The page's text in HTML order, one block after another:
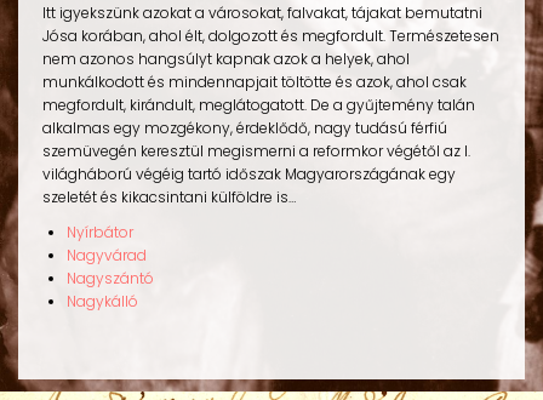
Itt igyekszünk azokat a városokat, falvakat, tájakat bemutatni
Jósa korában, ahol élt, dolgozott és megfordult. Természetesen
nem azonos hangsúlyt kapnak azok a helyek, ahol
munkálkodott és mindennapjait töltötte és azok, ahol csak
megfordult, kirándult, meglátogatott. De a gyűjtemény talán
alkalmas egy mozgékony, érdeklődő, nagy tudású férfiú
szemüvegén keresztül megismerni a reformkor végétől az I.
világháború végéig tartó időszak Magyarországának egy
szeletét és kikacsintani külföldre is…
Nyírbátor
Nagyvárad
Nagyszántó
Nagykálló